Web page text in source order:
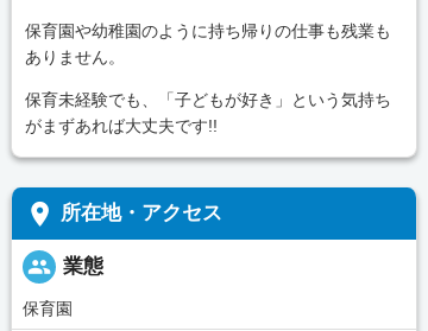
保育園や幼稚園のように持ち帰りの仕事も残業も
ありません。
保育未経験でも、「子どもが好き」という気持ち
がまずあれば大丈夫です!!
place 所在地・アクセス
people 業態
保育園